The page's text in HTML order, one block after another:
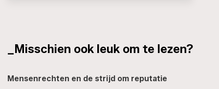
_Misschien ook leuk om te lezen?
Mensenrechten en de strijd om reputatie